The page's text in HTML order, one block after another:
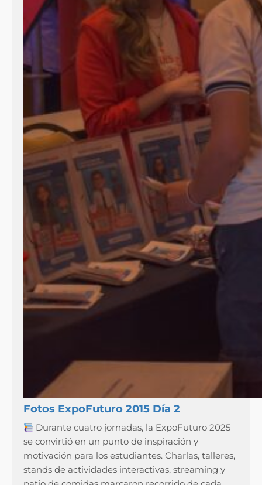
Fotos ExpoFuturo 2015 Día 2
Durante cuatro jornadas, la ExpoFuturo 2025
se convirtió en un punto de inspiración y
motivación para los estudiantes. Charlas, talleres,
stands de actividades interactivas, streaming y